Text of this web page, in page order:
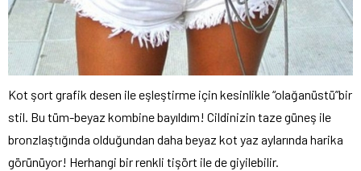
Kot şort grafik desen ile eşleştirme için kesinlikle “olağanüstü”bir
stil. Bu tüm-beyaz kombine bayıldım! Cildinizin taze güneş ile
bronzlaştığında olduğundan daha beyaz kot yaz aylarında harika
görünüyor! Herhangi bir renkli tişört ile de giyilebilir.